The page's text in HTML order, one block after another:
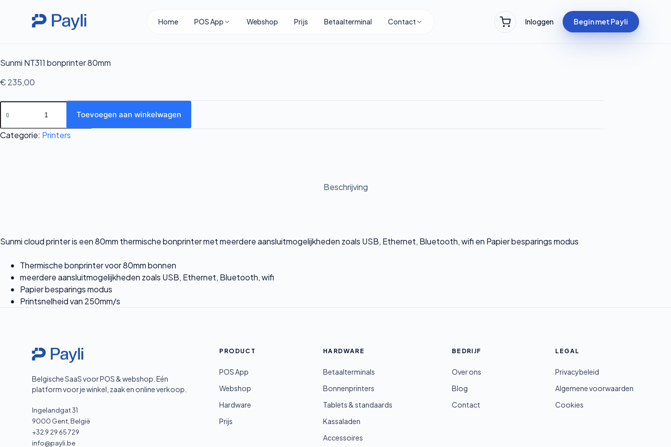
Home POS App Webshop Prijs Betaalterminal Contact Inloggen Begin met Payli
Sunmi NT311 bonprinter 80mm
€235,00
NT311
bonprinter
80mm
Toevoegen aan winkelwagen
Categorie: Printers
Beschrijving
Sunmi cloud printer is een 80mm thermische bonprinter met meerdere aansluitmogelijkheden zoals USB, Ethernet, Bluetooth, wifi en Papier besparings modus
Thermische bonprinter voor 80mm bonnen
meerdere aansluitmogelijkheden zoals USB, Ethernet, Bluetooth, wifi
Papier besparings modus
Printsnelheid van 250mm/s
Belgische SaaS voor POS & webshop. Eén
platform voor je winkel, zaak en online verkoop.
Ingelandgat 31
9000 Gent, België
+32 9 29 65 729
info@payli.be
PRODUCT
POS App
Webshop
Hardware
Prijs
HARDWARE
Betaalterminals
Bonnenprinters
Tablets & standaards
Kassaladen
Accessoires
BEDRIJF
Over ons
Blog
Contact
LEGAL
Privacybeleid
Algemene voorwaarden
Cookies